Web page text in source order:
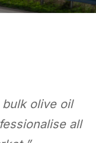
olive oil
all